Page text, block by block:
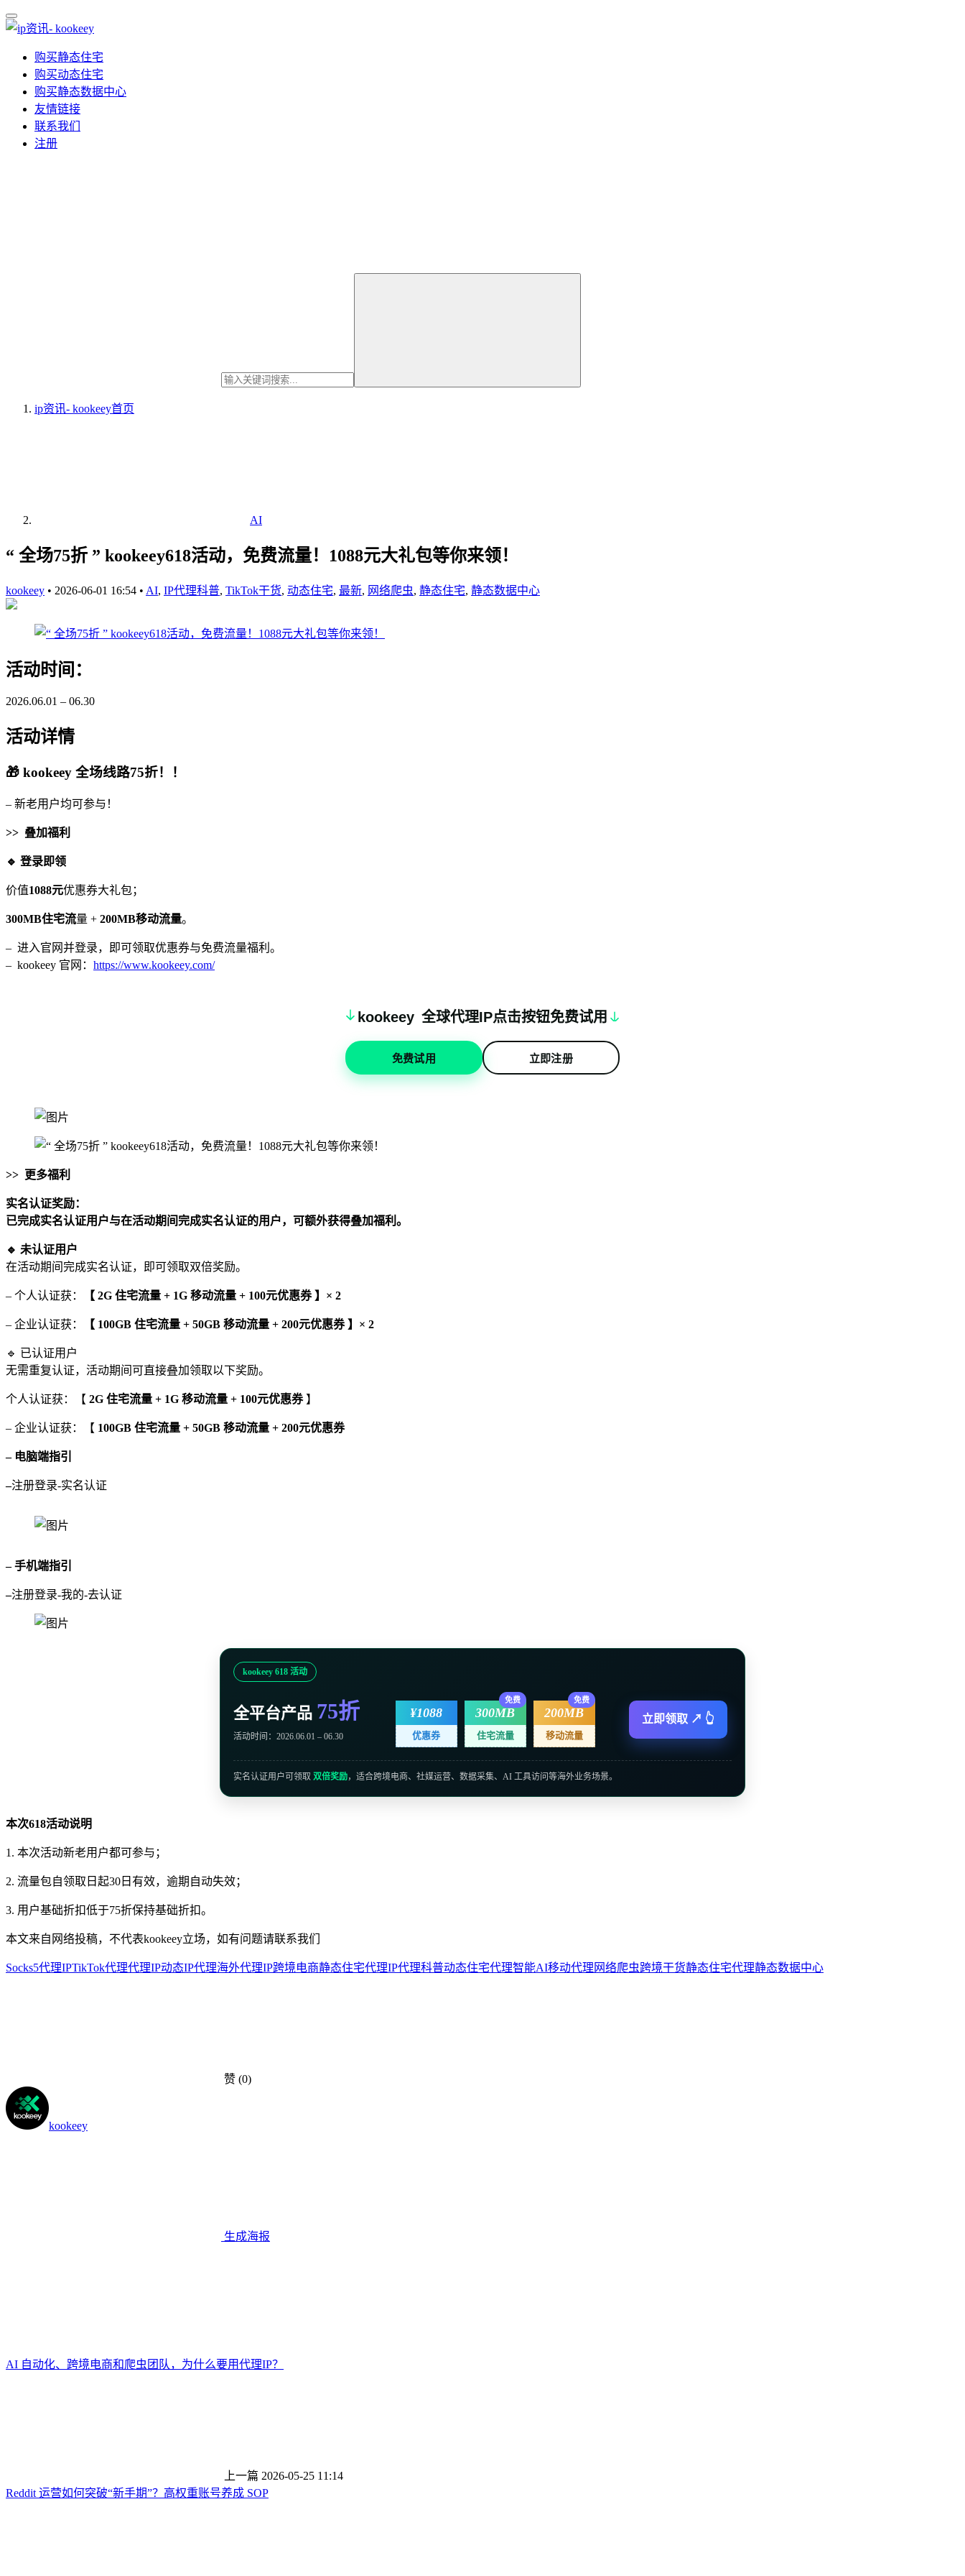
购买静态住宅
购买动态住宅
购买静态数据中心
友情链接
联系我们
注册
ip资讯- kookeey首页
AI
“ 全场75折 ” kookeey618活动，免费流量！1088元大礼包等你来领！
kookeey • 2026-06-01 16:54 • AI, IP代理科普, TikTok干货, 动态住宅, 最新, 网络爬虫, 静态住宅, 静态数据中心
活动时间：
2026.06.01 – 06.30
活动详情
🎁 kookeey 全场线路75折！！
– 新老用户均可参与！
>> 叠加福利
🔹 登录即领
价值1088元优惠券大礼包；
300MB住宅流量 + 200MB移动流量。
– 进入官网并登录，即可领取优惠券与免费流量福利。
– kookeey 官网： https://www.kookeey.com/
kookeey 全球代理IP点击按钮免费试用
免费试用 立即注册
>> 更多福利
实名认证奖励：
已完成实名认证用户与在活动期间完成实名认证的用户，可额外获得叠加福利。
🔹 未认证用户
在活动期间完成实名认证，即可领取双倍奖励。
– 个人认证获： 【 2G 住宅流量 + 1G 移动流量 + 100元优惠券 】× 2
– 企业认证获： 【 100GB 住宅流量 + 50GB 移动流量 + 200元优惠券 】× 2
🔹 已认证用户
无需重复认证，活动期间可直接叠加领取以下奖励。
个人认证获：【 2G 住宅流量 + 1G 移动流量 + 100元优惠券 】
– 企业认证获：【 100GB 住宅流量 + 50GB 移动流量 + 200元优惠券
– 电脑端指引
–注册登录-实名认证
– 手机端指引
–注册登录-我的-去认证
kookeey 618 活动
全平台产品 75折
活动时间：2026.06.01 – 06.30
¥1088
优惠券
免费
300MB
住宅流量
免费
200MB
移动流量
立即领取 ↗ 👆
实名认证用户可领取 双倍奖励，适合跨境电商、社媒运营、数据采集、AI 工具访问等海外业务场景。
本次618活动说明
1. 本次活动新老用户都可参与；
2. 流量包自领取日起30日有效，逾期自动失效；
3. 用户基础折扣低于75折保持基础折扣。
本文来自网络投稿，不代表kookeey立场，如有问题请联系我们
Socks5代理IPTikTok代理代理IP动态IP代理海外代理IP跨境电商静态住宅代理IP代理科普动态住宅代理智能AI移动代理 网络爬虫跨境干货静态住宅代理静态数据中心
赞 (0)
kookeey
生成海报
AI 自动化、跨境电商和爬虫团队，为什么要用代理IP？
上一篇 2026-05-25 11:14
Reddit 运营如何突破“新手期”？高权重账号养成 SOP